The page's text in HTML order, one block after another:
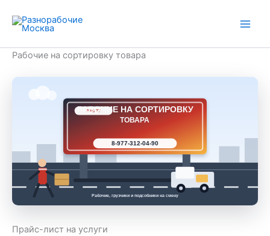
содержимому
Рабочие на сортировку товара
РАБ 77
РАБОЧИЕ НА СОРТИРОВКУ
ТОВАРА
8-977-312-04-90
Рабочие, грузчики и подсобники на смену
Прайс-лист на услуги